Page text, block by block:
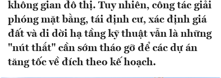
không gian đô thị. Tuy nhiên, công tác giải
phóng mặt bằng, tái định cư, xác định giá
đất và di dời hạ tầng kỹ thuật vẫn là những
"nút thắt" cần sớm tháo gỡ để các dự án
tăng tốc về đích theo kế hoạch.